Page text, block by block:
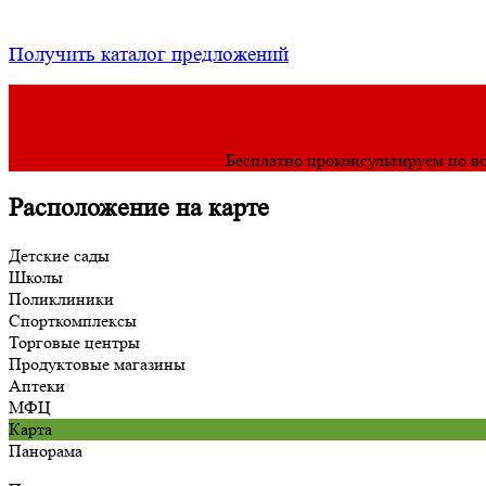
Получить каталог предложений
Бесплатно проконсультируем по
Расположение на карте
Детские сады
Школы
Поликлиники
Спорткомплексы
Торговые центры
Продуктовые магазины
Аптеки
МФЦ
Карта
Панорама